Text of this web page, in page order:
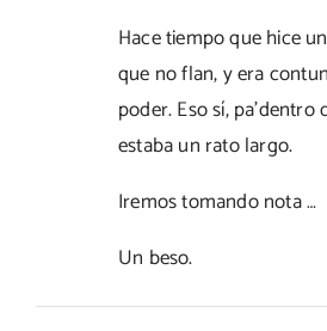
Hace tiempo que hice
que no flan, y era
poder. Eso sí, pa'dentro
estaba un rato largo.
Iremos tomando nota …
Un beso.